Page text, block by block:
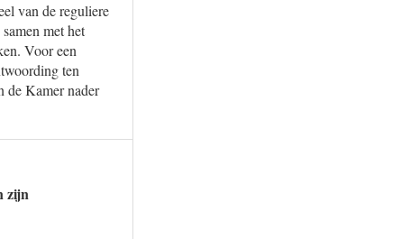
van de reguliere
met het
Voor een
ten
de Kamer nader
zijn